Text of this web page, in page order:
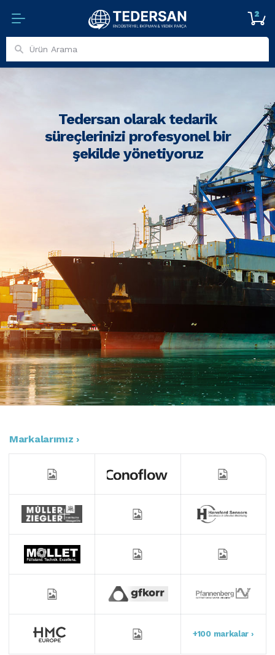
2
Tedersan olarak tedarik
süreçlerinizi profesyonel bir
şekilde yönetiyoruz
Markalarımız ›
+100 markalar ›